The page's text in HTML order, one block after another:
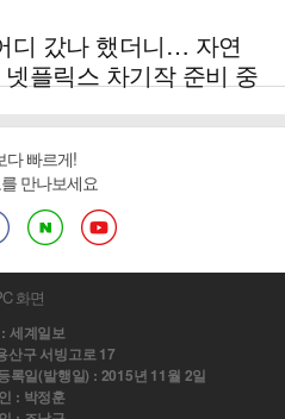
디 갔나 했더니… 자연
플릭스 차기작 준비 중
다 빠르게!
만나보세요
화면
세계일보
산구 서빙고로 17
록일(발행일) : 2015년 11월 2일
: 박정훈